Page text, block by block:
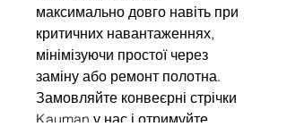
максимально довго навіть при
критичних навантаженнях,
мінімізуючи простої через
заміну або ремонт полотна.
Замовляйте конвеєрні стрічки
Kauman у нас і отримуйте